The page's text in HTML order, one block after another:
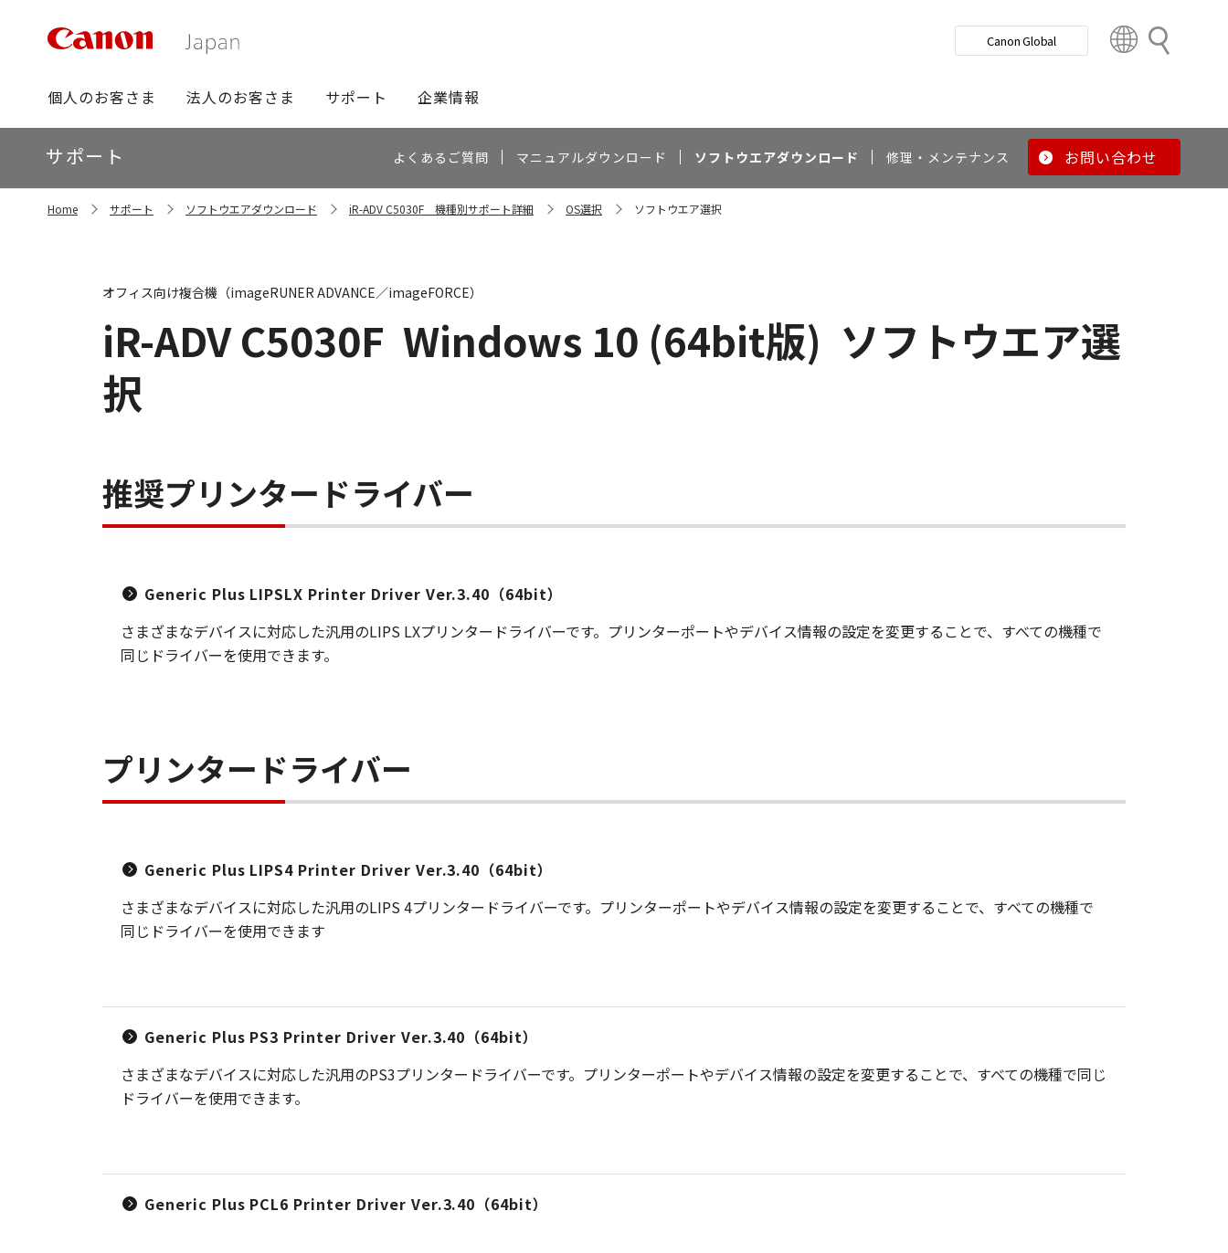
検
グ
ロ
ー
バ
ビ
個人のお客さま 法人のお客さま サポート 企業情報
Canon Global
t
y
n
ロ
ー
カ
ル
サポート よくあるご質問 マニュアルダウンロード ソフトウエアダウンロード 修理・メンテナンス お問い合わせ
Home サポート ソフトウエアダウンロード iR-ADV C5030F 機種別サポート詳細 OS選択 ソフトウエア選択
iR-ADV C5030F Windows 10 (64bit版) ソフトウエア選
択
オフィス向け複合機（imageRUNER ADVANCE／imageFORCE）
推奨プリンタードライバー
Generic Plus LIPSLX Printer Driver Ver.3.40（64bit）
さまざまなデバイスに対応した汎用のLIPS LXプリンタードライバーです。プリンターポートやデバイス情報の設定を変更することで、すべての機種で
同じドライバーを使用できます。
プリンタードライバー
Generic Plus LIPS4 Printer Driver Ver.3.40（64bit）
さまざまなデバイスに対応した汎用のLIPS 4プリンタードライバーです。プリンターポートやデバイス情報の設定を変更することで、すべての機種で
同じドライバーを使用できます
Generic Plus PS3 Printer Driver Ver.3.40（64bit）
さまざまなデバイスに対応した汎用のPS3プリンタードライバーです。プリンターポートやデバイス情報の設定を変更することで、すべての機種で同じ
ドライバーを使用できます。
Generic Plus PCL6 Printer Driver Ver.3.40（64bit）